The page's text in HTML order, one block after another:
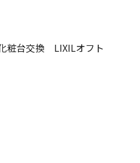
粧台交換 LIXILオフト